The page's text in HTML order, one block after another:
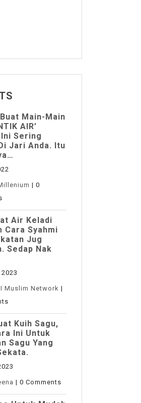
Main-Main
AIR’
Sering
Jari Anda. Itu
| 0
Air Keladi
Cara Syahmi
Jug
Sedap Nak
Muslim Network |
Kuih Sagu,
Ini Untuk
Sagu Yang
| 0 Comments